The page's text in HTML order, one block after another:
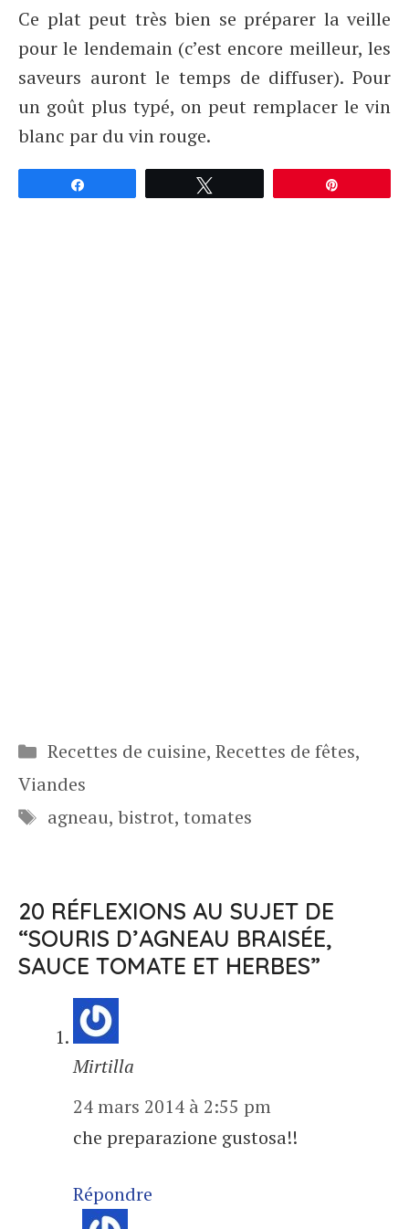
Ce plat peut très bien se préparer la veille
pour le lendemain (c’est encore meilleur, les
saveurs auront le temps de diffuser). Pour
un goût plus typé, on peut remplacer le vin
blanc par du vin rouge.
Catégories
Recettes de cuisine, Recettes de fêtes,
Viandes
Étiquettes
agneau, bistrot, tomates
20 RÉFLEXIONS AU SUJET DE
“SOURIS D’AGNEAU BRAISÉE,
SAUCE TOMATE ET HERBES”
Mirtilla
24 mars 2014 à 2:55 pm
che preparazione gustosa!!
Répondre